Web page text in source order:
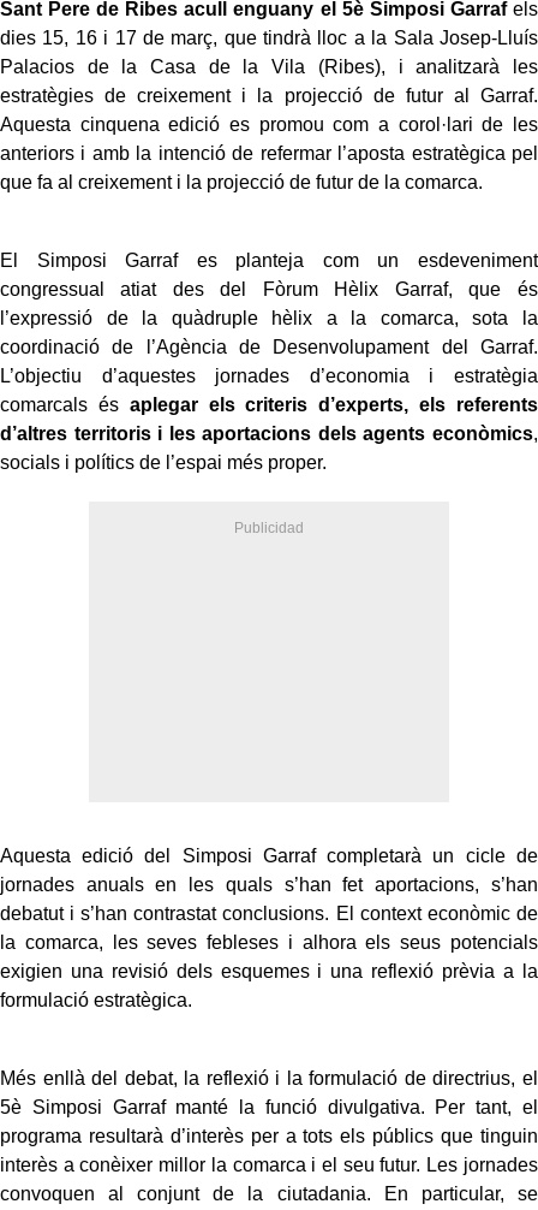
Sant Pere de Ribes acull enguany el 5è Simposi Garrafels
dies 15, 16 i 17 de març, que tindrà lloc a la Sala Josep-Lluís
Palacios de la Casa de la Vila (Ribes), i analitzarà les
estratègies de creixement i la projecció de futur al Garraf.
Aquesta cinquena edició es promou com a corol·lari de les
anteriors i amb la intenció de refermar l’aposta estratègica pel
que fa al creixement i la projecció de futur de la comarca.
El Simposi Garraf es planteja com un esdeveniment
congressual atiat des del Fòrum Hèlix Garraf, que és
l’expressió de la quàdruple hèlix a la comarca, sota la
coordinació de l’Agència de Desenvolupament del Garraf.
L’objectiu d’aquestes jornades d’economia i estratègia
comarcals és aplegar els criteris d’experts, els referents
d’altres territoris i les aportacions dels agents econòmics,
socials i polítics de l’espai més proper.
Aquesta edició del Simposi Garraf completarà un cicle de
jornades anuals en les quals s’han fet aportacions, s’han
debatut i s’han contrastat conclusions. El context econòmic de
la comarca, les seves febleses i alhora els seus potencials
exigien una revisió dels esquemes i una reflexió prèvia a la
formulació estratègica.
Més enllà del debat, la reflexió i la formulació de directrius, el
5è Simposi Garraf manté la funció divulgativa. Per tant, el
programa resultarà d’interès per a tots els públics que tinguin
interès a conèixer millor la comarca i el seu futur. Les jornades
convoquen al conjunt de la ciutadania. En particular, se